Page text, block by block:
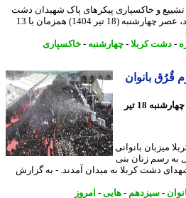
و خاکسپاری پیکرهای پاک شهیدان دشت
کربلا به وسیله زنان طایفه بنی اسد، عصر چهارشنبه (18 تیر 1404) همزمان با 13
کربلا- چهارشنبه-خاکسپاری
بانوان
13 ماه پیش - چهارشنبه 18 تیر
بانوانی
زنان بنی
دشت کربلا به میدان آمدند. - به گزارش
- سیزدهم -هایی-امروز